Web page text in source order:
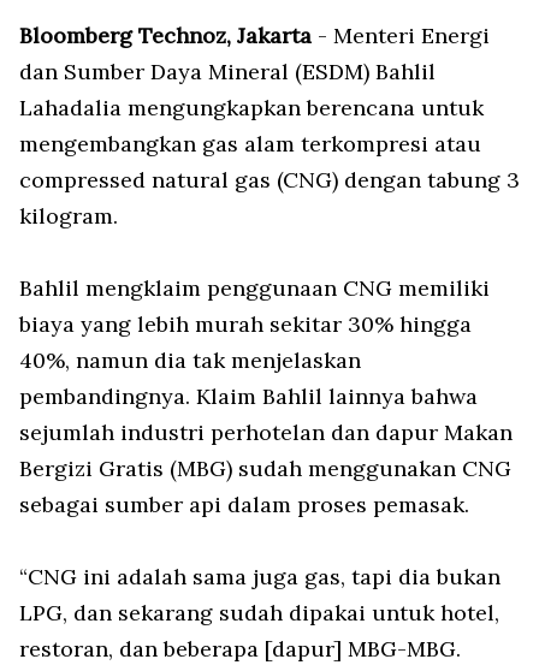
Bloomberg Technoz, Jakarta - Menteri Energi
dan Sumber Daya Mineral (ESDM) Bahlil
Lahadalia mengungkapkan berencana untuk
mengembangkan gas alam terkompresi atau
compressed natural gas (CNG) dengan tabung 3
kilogram.
Bahlil mengklaim penggunaan CNG memiliki
biaya yang lebih murah sekitar 30% hingga
40%, namun dia tak menjelaskan
pembandingnya. Klaim Bahlil lainnya bahwa
sejumlah industri perhotelan dan dapur Makan
Bergizi Gratis (MBG) sudah menggunakan CNG
sebagai sumber api dalam proses pemasak.
“CNG ini adalah sama juga gas, tapi dia bukan
LPG, dan sekarang sudah dipakai untuk hotel,
restoran, dan beberapa [dapur] MBG-MBG.